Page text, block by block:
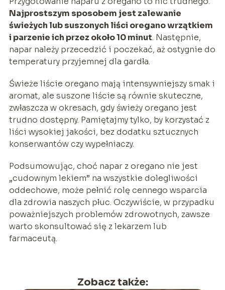
Najprostszym sposobem jest zalewanie
świeżych lub suszonych liści oregano wrzątkiem
i parzenie ich przez około 10 minut. Następnie,
napar należy przecedzić i poczekać, aż ostygnie do
temperatury przyjemnej dla gardła.
Świeże liście oregano mają intensywniejszy smak i
aromat, ale suszone liście są równie skuteczne,
zwłaszcza w okresach, gdy świeży oregano jest
trudno dostępny. Pamiętajmy tylko, by korzystać z
liści wysokiej jakości, bez dodatku sztucznych
konserwantów czy wypełniaczy.
Podsumowując, choć napar z oregano nie jest
„cudownym lekiem” na wszystkie dolegliwości
oddechowe, może pełnić rolę cennego wsparcia
dla zdrowia naszych płuc. Oczywiście, w przypadku
poważniejszych problemów zdrowotnych, zawsze
warto skonsultować się z lekarzem lub
farmaceutą.
Zobacz także: